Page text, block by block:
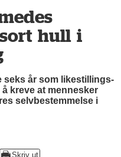
hull i
seks år som likestillings-
kreve at mennesker
selvbestemmelse i